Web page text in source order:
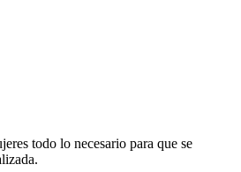
todo lo necesario para que se